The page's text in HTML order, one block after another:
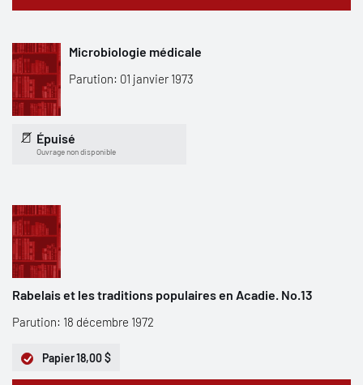
Microbiologie médicale
Parution: 01 janvier 1973
Épuisé
Ouvrage non disponible
Rabelais et les traditions populaires en Acadie. No.13
Parution: 18 décembre 1972
Papier18,00 $